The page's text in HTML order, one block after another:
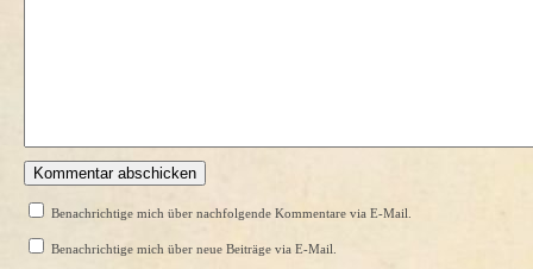
Benachrichtige mich über nachfolgende Kommentare via E-Mail.
Benachrichtige mich über neue Beiträge via E-Mail.